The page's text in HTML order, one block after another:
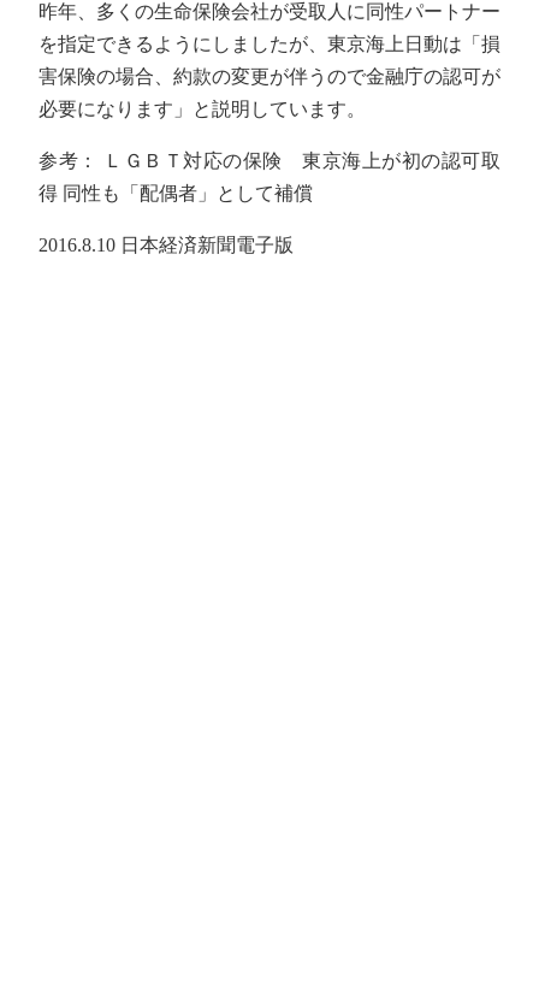
昨年、多くの生命保険会社が受取人に同性パートナー
を指定できるようにしましたが、東京海上日動は「損
害保険の場合、約款の変更が伴うので金融庁の認可が
必要になります」と説明しています。
参考： ＬＧＢＴ対応の保険 東京海上が初の認可取
得 同性も「配偶者」として補償
2016.8.10 日本経済新聞電子版